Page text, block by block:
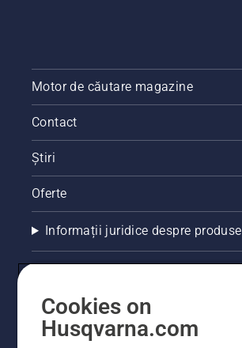
Motor de căutare magazine
Contact
Știri
Oferte
Informații juridice despre produse
Cookies on
Husqvarna.com